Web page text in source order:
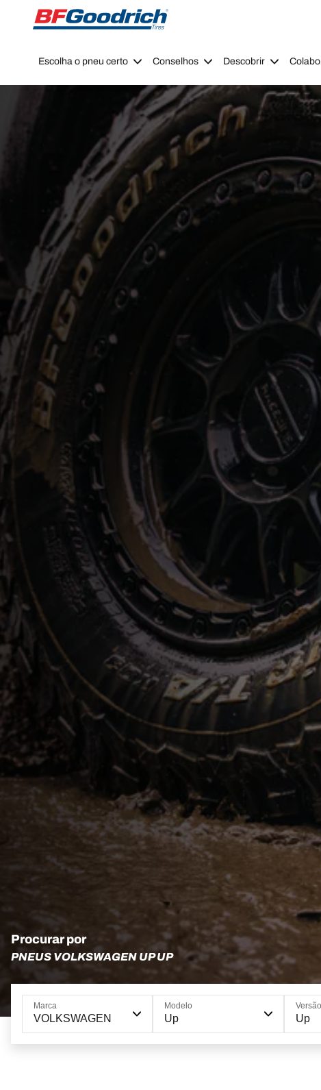
Go to page content
Go to page navigation
Escolha o pneu certo Conselhos Descobrir
Procurar por
PNEUS VOLKSWAGEN UP UP
Marca
VOLKSWAGEN
Modelo
Up
Versão
Up